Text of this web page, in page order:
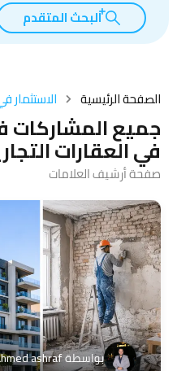
البحث المتقدم
الصفحة الرئيسية الاستثمار
جميع المشاركات
في العقارات
صفحة أرشيف العلامات
بواسطةashraf